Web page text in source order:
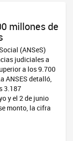
millones de
(ANSeS)
judiciales a
a los 9.700
ANSES detalló,
3.187
y el 2 de junio
monto, la cifra